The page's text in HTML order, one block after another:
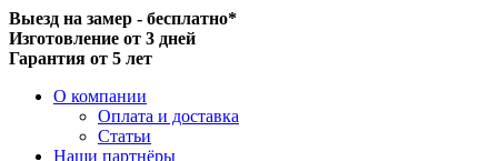
Выезд на замер - бесплатно*
Изготовление от 3 дней
Гарантия от 5 лет
О компании
Оплата и доставка
Статьи
Наши партнёры